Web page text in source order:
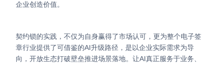
企业创造价值。
契约锁的实践，不仅为自身赢得了市场认可，更为整个电子签
章行业提供了可借鉴的AI升级路径，是以企业实际需求为导
向，开放生态打破壁垒推进场景落地。让AI真正服务于业务、